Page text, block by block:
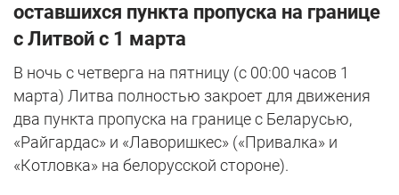
оставшихся пункта пропуска на границе
с Литвой с 1 марта
В ночь с четверга на пятницу (с 00:00 часов 1
марта) Литва полностью закроет для движения
два пункта пропуска на границе с Беларусью,
«Райгардас» и «Лаворишкес» («Привалка» и
«Котловка» на белорусской стороне).